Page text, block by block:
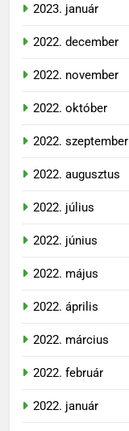
2023. január
2022. december
2022. november
2022. október
2022. szeptember
2022. augusztus
2022. július
2022. június
2022. május
2022. április
2022. március
2022. február
2022. január